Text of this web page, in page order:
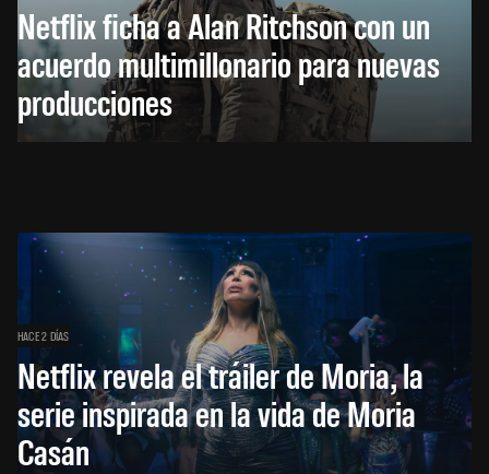
Netflix ficha a Alan Ritchson con un
acuerdo multimillonario para nuevas
producciones
HACE 2 DÍAS
Netflix revela el tráiler de Moria, la
serie inspirada en la vida de Moria
Casán